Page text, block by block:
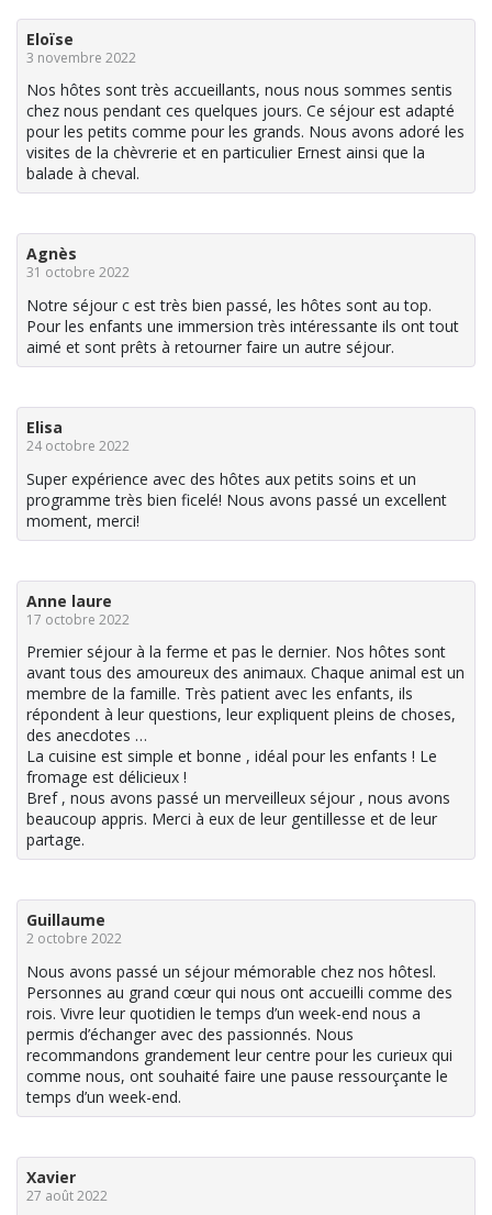
Eloïse
3 novembre 2022
Nos hôtes sont très accueillants, nous nous sommes sentis
chez nous pendant ces quelques jours. Ce séjour est adapté
pour les petits comme pour les grands. Nous avons adoré les
visites de la chèvrerie et en particulier Ernest ainsi que la
balade à cheval.
Agnès
31 octobre 2022
Notre séjour c est très bien passé, les hôtes sont au top.
Pour les enfants une immersion très intéressante ils ont tout
aimé et sont prêts à retourner faire un autre séjour.
Elisa
24 octobre 2022
Super expérience avec des hôtes aux petits soins et un
programme très bien ficelé! Nous avons passé un excellent
moment, merci!
Anne laure
17 octobre 2022
Premier séjour à la ferme et pas le dernier. Nos hôtes sont
avant tous des amoureux des animaux. Chaque animal est un
membre de la famille. Très patient avec les enfants, ils
répondent à leur questions, leur expliquent pleins de choses,
des anecdotes …
La cuisine est simple et bonne , idéal pour les enfants ! Le
fromage est délicieux !
Bref , nous avons passé un merveilleux séjour , nous avons
beaucoup appris. Merci à eux de leur gentillesse et de leur
partage.
Guillaume
2 octobre 2022
Nous avons passé un séjour mémorable chez nos hôtesl.
Personnes au grand cœur qui nous ont accueilli comme des
rois. Vivre leur quotidien le temps d’un week-end nous a
permis d’échanger avec des passionnés. Nous
recommandons grandement leur centre pour les curieux qui
comme nous, ont souhaité faire une pause ressourçante le
temps d’un week-end.
Xavier
27 août 2022